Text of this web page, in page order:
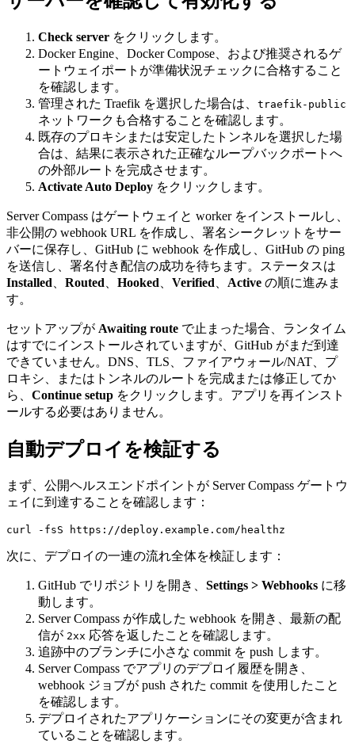
Check server をクリックします。
Docker Engine、Docker Compose、および推奨されるゲ
ートウェイポートが準備状況チェックに合格すること
を確認します。
管理された Traefik を選択した場合は、 traefik-public
ネットワークも合格することを確認します。
既存のプロキシまたは安定したトンネルを選択した場
合は、結果に表示された正確なループバックポートへ
の外部ルートを完成させます。
Activate Auto Deploy をクリックします。
Server Compass はゲートウェイと worker をインストールし、
非公開の webhook URL を作成し、署名シークレットをサー
バーに保存し、GitHub に webhook を作成し、GitHub の ping
を送信し、署名付き配信の成功を待ちます。ステータスは
Installed
Routed Hooked Verified Active の順に進みま
す。
セットアップが Awaiting route で止まった場合、ランタイム
はすでにインストールされていますが、GitHub がまだ到達
できていません。DNS、TLS、ファイアウォール/NAT、プ
ロキシ、またはトンネルのルートを完成または修正してか
ら、 Continue setup をクリックします。アプリを再インスト
ールする必要はありません。
自動デプロイを検証する
まず、公開ヘルスエンドポイントが Server Compass ゲートウ
ェイに到達することを確認します：
次に、デプロイの一連の流れ全体を検証します：
GitHub でリポジトリを開き、 Settings > Webhooks に移
動します。
Server Compass が作成した webhook を開き、最新の配
信が 2xx 応答を返したことを確認します。
追跡中のブランチに小さな commit を push します。
Server Compass でアプリのデプロイ履歴を開き、
webhook ジョブが push された commit を使用したこと
を確認します。
デプロイされたアプリケーションにその変更が含まれ
ていることを確認します。